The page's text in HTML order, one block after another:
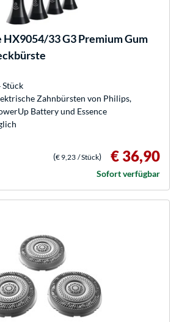
HX9054/33 G3 Premium Gum
Stück
Zahnbürsten von Philips,
Battery und Essence
(€ 9,23 / Stück) € 36,90
Sofort verfügbar